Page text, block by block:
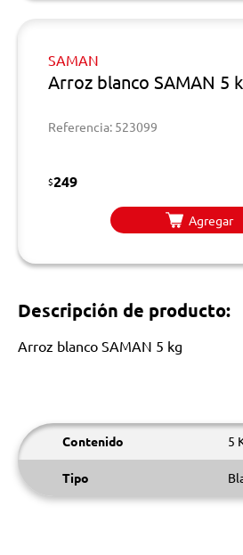
SAMAN
Arroz blanco SAMAN 5
Referencia: 523099
$249
Agregar
Descripción de producto:
Arroz blanco SAMAN 5 kg
Contenido 5
Tipo